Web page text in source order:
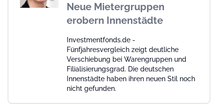
Neue Mietergruppen
erobern Innenstädte
Investmentfonds.de -
Fünfjahresvergleich zeigt deutliche
Verschiebung bei Warengruppen und
Filialisierungsgrad. Die deutschen
Innenstädte haben ihren neuen Stil noch
nicht gefunden.